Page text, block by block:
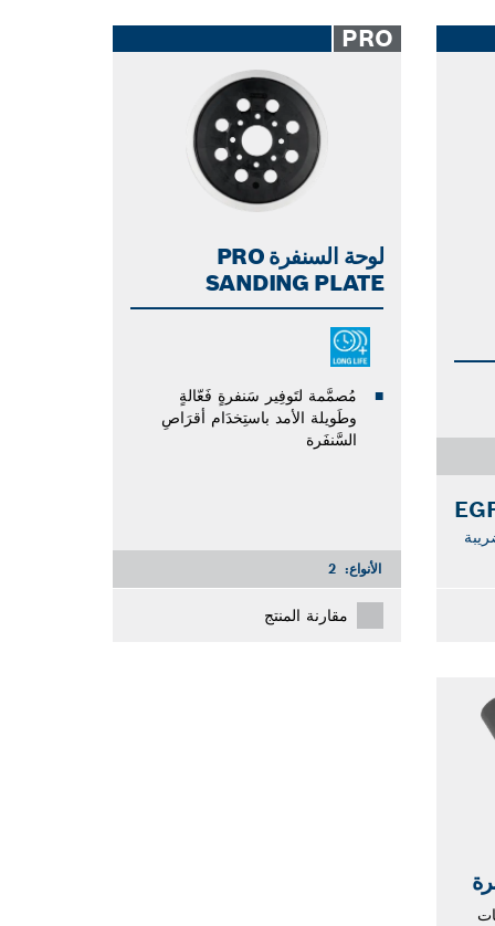
PRO
لوحة السنفرة PRO
SANDING PLATE
مُصمَّمة لتَوفِير سَنفرةٍ فَعّالةٍ
وطَويلة الأمد باستِخدَام أقرَاصِ
السَّنفَرة
الأنواع: 2
مقارنة المنتج